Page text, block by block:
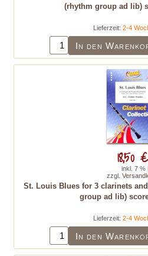
(rhythm group ad lib)
Lieferzeit: 2-4
In den
St. Louis Blues for 3 clarinets
group ad lib)
Lieferzeit: 2-4
In den
18,50 €
inkl. 7 %
zzgl.